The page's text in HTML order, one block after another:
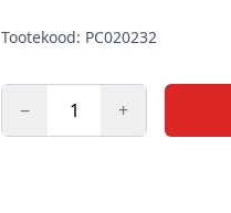
Tootekood: PC020232
− +